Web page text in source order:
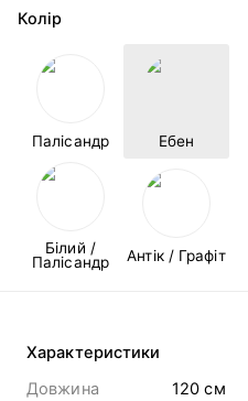
Колір
Палісандр Ебен
Білий /
Палісандр
Антік / Графіт
Характеристики
Довжина
120 cм